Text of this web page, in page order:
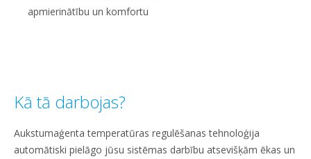
apmierinātību un komfortu
Kā tā darbojas?
Aukstumaģenta temperatūras regulēšanas tehnoloģija
automātiski pielāgo jūsu sistēmas darbību atsevišķām ēkas un